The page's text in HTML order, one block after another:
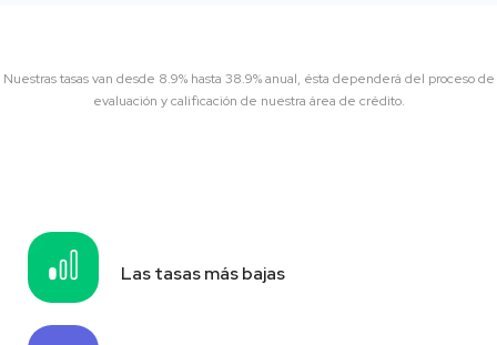
Nuestras tasas van desde 8.9% hasta 38.9% anual, ésta dependerá del proceso de
evaluación y calificación de nuestra área de crédito.
Las tasas más bajas